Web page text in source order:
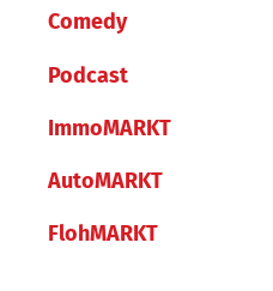
Comedy
Podcast
ImmoMARKT
AutoMARKT
FlohMARKT